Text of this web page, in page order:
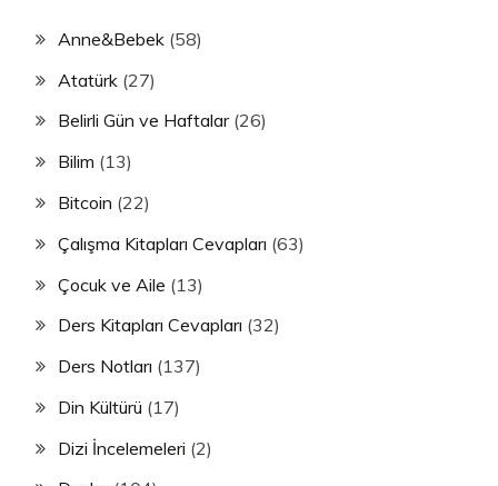
Anne&Bebek (58)
Atatürk (27)
Belirli Gün ve Haftalar(26)
Bilim (13)
Bitcoin (22)
Çalışma Kitapları Cevapları (63)
Çocuk ve Aile (13)
Ders Kitapları Cevapları (32)
Ders Notları (137)
Din Kültürü (17)
Dizi İncelemeleri (2)